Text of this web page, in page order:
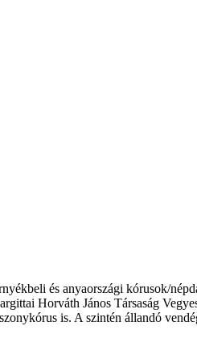
és anyaországi kórusok/
Horváth János Társaság
is. A szintén állandó